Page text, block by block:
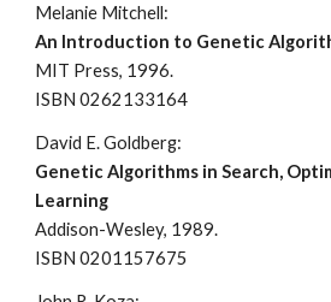
Melanie Mitchell:
An Introduction to Genetic
MIT Press, 1996.
ISBN 0262133164
David E. Goldberg:
Genetic Algorithms in Search,
Learning
Addison-Wesley, 1989.
ISBN 0201157675